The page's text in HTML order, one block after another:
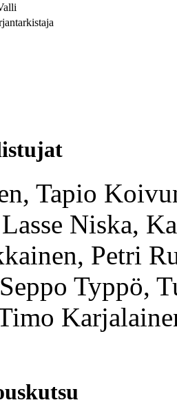
Tapio
Niska,
Petri
Typpö,